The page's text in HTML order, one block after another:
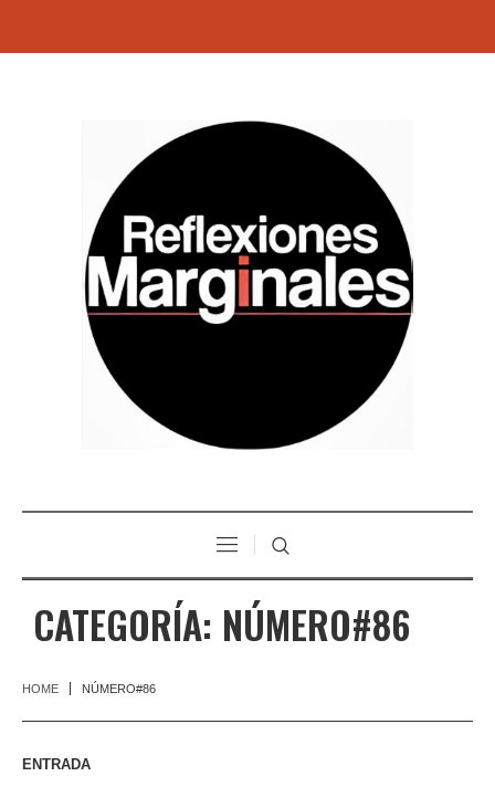
CATEGORÍA: NÚMERO#86
HOME NÚMERO#86
ENTRADA